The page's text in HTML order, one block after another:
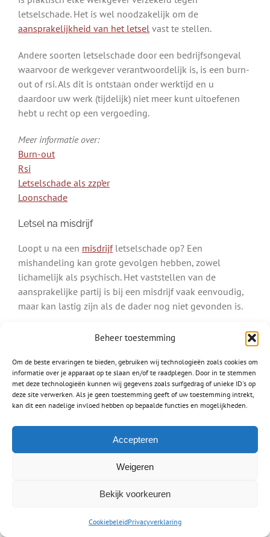
Beheer toestemming
Om de beste ervaringen te bieden, gebruiken wij technologieën zoals cookies om
informatie over je apparaat op te slaan en/of te raadplegen. Door in te stemmen
met deze technologieën kunnen wij gegevens zoals surfgedrag of unieke ID's op
deze site verwerken. Als je geen toestemming geeft of uw toestemming intrekt,
kan dit een nadelige invloed hebben op bepaalde functies en mogelijkheden.
Accepteren
Weigeren
Bekijk voorkeuren
CookiebeleidPrivacyverklaring
letselschade. Het is wel noodzakelijk om de
aansprakelijkheid van het letsel vast te stellen.
Andere soorten letselschade door een bedrijfsongeval
waarvoor de werkgever verantwoordelijk is, is een burn-
out of rsi. Als dit is ontstaan onder werktijd en u
daardoor uw werk (tijdelijk) niet meer kunt uitoefenen
hebt u recht op een vergoeding.
Meer informatie over:
Burn-out
Rsi
Letselschade als zzp’er
Loonschade
Letsel na misdrijf
Loopt u na een misdrijfletselschade op? Een
mishandeling kan grote gevolgen hebben, zowel
lichamelijk als psychisch. Het vaststellen van de
aansprakelijke partij is bij een misdrijf vaak eenvoudig,
maar kan lastig zijn als de dader nog niet gevonden is.
Ook letsel door een hondenbeetvalt onder een misdrijf.
Bent u gebeten door een hond, dan is de eigenaar van
deze hond aansprakelijk.
Lees meer over:
Letsel na een hondenbeet
Letselschade medische fout
Waar mensen werken worden fouten gemaakt, zo ook
verschilt van het stellen van een verkeerde diagnose en
amputeren van een verkeerd lichaamsdeel. Het is heel